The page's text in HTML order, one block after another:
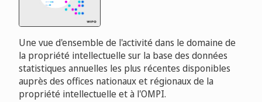
Une vue d'ensemble de l'activité dans le domaine de
la propriété intellectuelle sur la base des données
statistiques annuelles les plus récentes disponibles
auprès des offices nationaux et régionaux de la
propriété intellectuelle et à l'OMPI.